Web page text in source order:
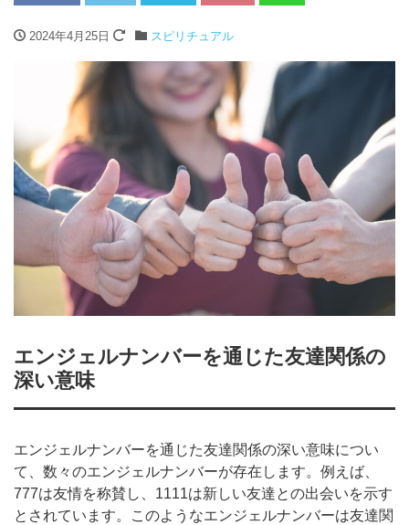
2024年4月25日 スピリチュアル
エンジェルナンバーを通じた友達関係の
深い意味
エンジェルナンバーを通じた友達関係の深い意味につい
て、数々のエンジェルナンバーが存在します。例えば、
777は友情を称賛し、1111は新しい友達との出会いを示す
とされています。このようなエンジェルナンバーは友達関